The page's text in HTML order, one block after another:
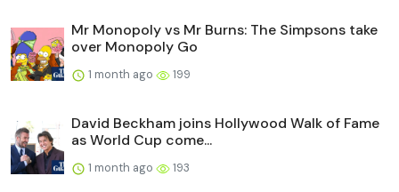
Mr Monopoly vs Mr Burns: The Simpsons take
over Monopoly Go
1 month ago 199
David Beckham joins Hollywood Walk of Fame
as World Cup come...
1 month ago 193